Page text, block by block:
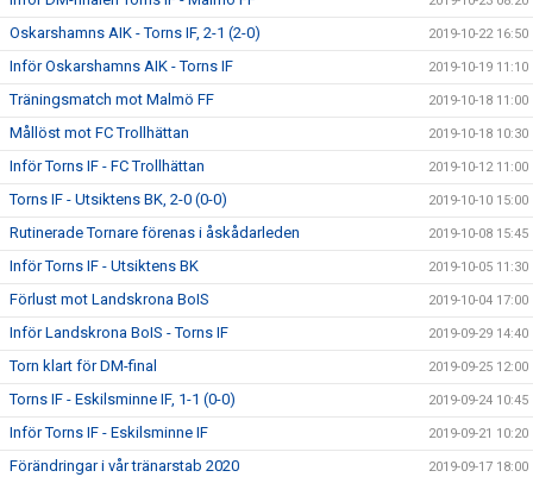
Oskarshamns AIK - Torns IF, 2-1 (2-0) 2019-10-22 16:50
Inför Oskarshamns AIK - Torns IF 2019-10-19 11:10
Träningsmatch mot Malmö FF 2019-10-18 11:00
Mållöst mot FC Trollhättan 2019-10-18 10:30
Inför Torns IF - FC Trollhättan 2019-10-12 11:00
Torns IF - Utsiktens BK, 2-0 (0-0) 2019-10-10 15:00
Rutinerade Tornare förenas i åskådarleden 2019-10-08 15:45
Inför Torns IF - Utsiktens BK 2019-10-05 11:30
Förlust mot Landskrona BoIS 2019-10-04 17:00
Inför Landskrona BoIS - Torns IF 2019-09-29 14:40
Torn klart för DM-final 2019-09-25 12:00
Torns IF - Eskilsminne IF, 1-1 (0-0) 2019-09-24 10:45
Inför Torns IF - Eskilsminne IF 2019-09-21 10:20
Förändringar i vår tränarstab 2020 2019-09-17 18:00